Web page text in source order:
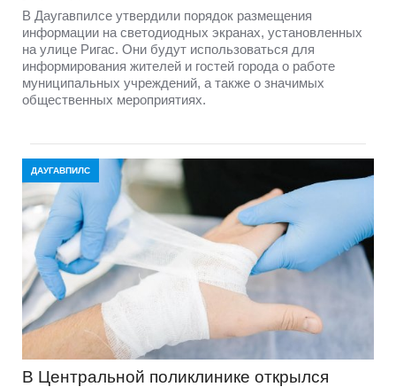
В Даугавпилсе утвердили порядок размещения
информации на светодиодных экранах, установленных
на улице Ригас. Они будут использоваться для
информирования жителей и гостей города о работе
муниципальных учреждений, а также о значимых
общественных мероприятиях.
ДАУГАВПИЛС
В Центральной поликлинике открылся